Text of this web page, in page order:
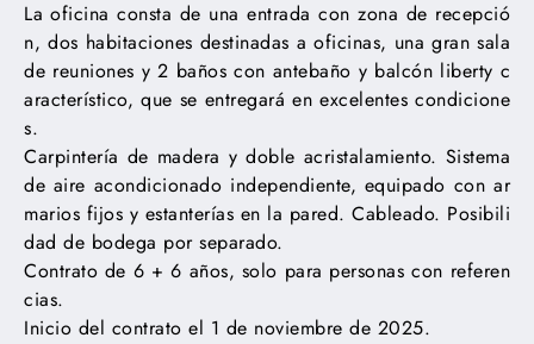
La oficina consta de una entrada con zona de recepció
n, dos habitaciones destinadas a oficinas, una gran sala
de reuniones y 2 baños con antebaño y balcón liberty c
aracterístico, que se entregará en excelentes condicione
s.
Carpintería de madera y doble acristalamiento. Sistema
de aire acondicionado independiente, equipado con ar
marios fijos y estanterías en la pared. Cableado. Posibili
dad de bodega por separado.
Contrato de 6 + 6 años, solo para personas con referen
cias.
Inicio del contrato el 1 de noviembre de 2025.